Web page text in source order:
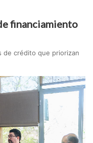
financiamiento
de crédito que priorizan